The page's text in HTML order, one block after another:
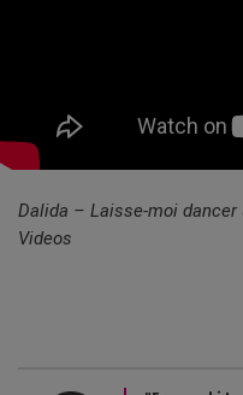
Dalida – Laisse-moi dancer
Videos